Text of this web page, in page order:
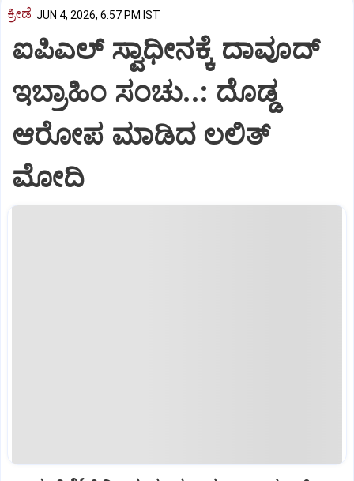
ಕ್ರೀಡೆ JUN 4, 2026, 6:57 PM IST
ಐಪಿಎಲ್ ಸ್ವಾಧೀನಕ್ಕೆ ದಾವೂದ್
ಇಬ್ರಾಹಿಂ ಸಂಚು..: ದೊಡ್ಡ
ಆರೋಪ ಮಾಡಿದ ಲಲಿತ್‌
ಮೋದಿ